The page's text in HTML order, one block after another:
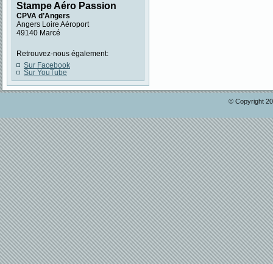
Stampe Aéro Passion
CPVA d’Angers
Angers Loire Aéroport
49140 Marcé
Retrouvez-nous également:
Sur Facebook
Sur YouTube
© Copyright